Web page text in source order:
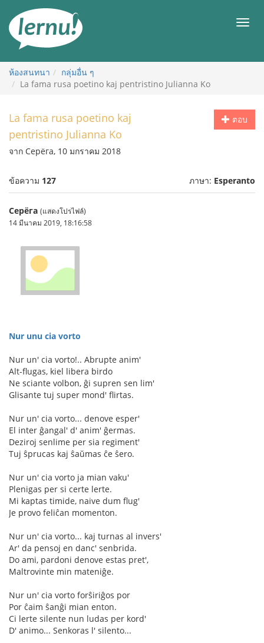
สารบัญ
เมนู
ห้องสนทนา
กลุ่มอื่น ๆ
La fama rusa poetino kaj pentristino Julianna Ko
ตอบ
La fama rusa poetino kaj
pentristino Julianna Ko
จาก Серёга, 10 มกราคม 2018
ข้อความ 127 ภาษา: Esperanto
Серёга (แสดงโปรไฟล์)
14 มีนาคม 2019, 18:16:58
Nur unu cia vorto
Nur un' cia vorto!.. Abrupte anim'
Alt-flugas, kiel libera birdo
Ne sciante volbon, ĝi supren sen lim'
Glisante tuj super mond' flirtas.
Nur un' cia vorto... denove esper'
El inter ĝangal' d' anim' ĝermas.
Deziroj senlime per sia regiment'
Tuj ŝprucas kaj ŝaŭmas ĉe ŝero.
Nur un' cia vorto ja mian vaku'
Plenigas per si certe lerte.
Mi kaptas timide, naive dum flug'
Je provo feliĉan momenton.
Nur un' cia vorto... kaj turnas al invers'
Ar' da pensoj en danc' senbrida.
Do ami, pardoni denove estas pret',
Maltrovinte min mateniĝe.
Nur un' cia vorto forŝiriĝos por
Por ĉaim ŝanĝi mian enton.
Ci lerte silente nun ludas per kord'
D' animo... Senkoras l' silento...